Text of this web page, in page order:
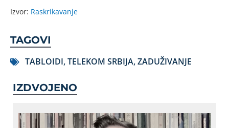
Izvor: Raskrikavanje
TAGOVI
TABLOIDI,TELEKOM SRBIJA,ZADUŽIVANJE
IZDVOJENO